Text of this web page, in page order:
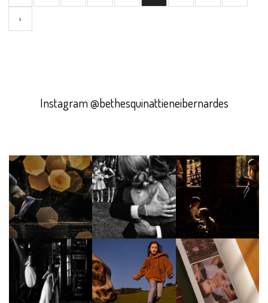
›
Instagram @bethesquinattieneibernardes